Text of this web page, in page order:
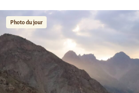
Photo du jour